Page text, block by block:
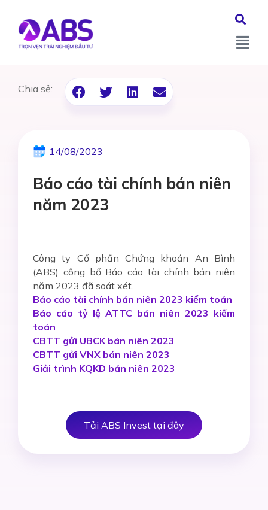
Chia sẻ:
14/08/2023
Báo cáo tài chính bán niên
năm 2023
Công ty Cổ phần Chứng khoán An Bình
(ABS) công bố Báo cáo tài chính bán niên
năm 2023 đã soát xét.
Báo cáo tài chính bán niên 2023 kiểm toán
Báo cáo tỷ lệ ATTC bán niên 2023 kiểm
toán
CBTT gửi UBCK bán niên 2023
CBTT gửi VNX bán niên 2023
Giải trình KQKD bán niên 2023
Tải ABS Invest tại đây